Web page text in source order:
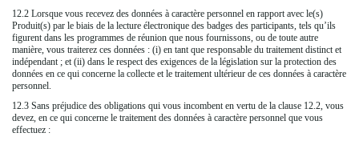
12.2 Lorsque vous recevez des données à caractère personnel en rapport avec le(s)
Produit(s) par le biais de la lecture électronique des badges des participants, tels qu’ils
figurent dans les programmes de réunion que nous fournissons, ou de toute autre
manière, vous traiterez ces données : (i) en tant que responsable du traitement distinct et
indépendant ; et (ii) dans le respect des exigences de la législation sur la protection des
données en ce qui concerne la collecte et le traitement ultérieur de ces données à caractère
personnel.
12.3 Sans préjudice des obligations qui vous incombent en vertu de la clause 12.2, vous
devez, en ce qui concerne le traitement des données à caractère personnel que vous
effectuez :